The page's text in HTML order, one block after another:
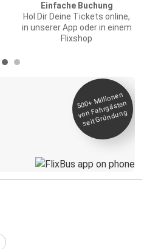
Einfache Buchung
Hol Dir Deine Tickets online,
in unserer App oder in einem
Flixshop
500+
Millionen
von Fahrgästen
seit
Gründung